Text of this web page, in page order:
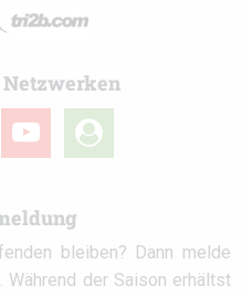
youtube
user-
circle
bleiben? Dann melde
der Saison erhältst